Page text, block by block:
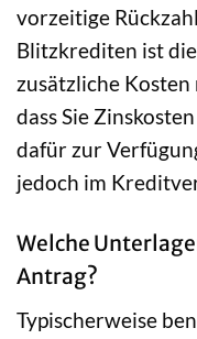
vorzeitige
Blitzkrediten ist
zusätzliche
dass Sie
dafür zur
jedoch im
Welche
Antrag?
Typischerweise